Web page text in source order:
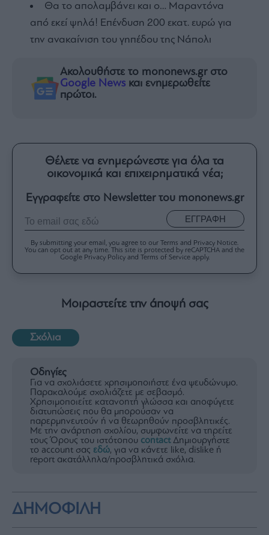
Θα το απολαμβάνει και ο… Μαραντόνα
από εκεί ψηλά! Επένδυση 200 εκατ. ευρώ για
την ανακαίνιση του γηπέδου της Νάπολι
Ακολουθήστε το mononews.gr στο
Google News και ενημερωθείτε
πρώτοι.
Θέλετε να ενημερώνεστε για όλα τα
οικονομικά και επιχειρηματικά νέα;
Εγγραφείτε στο Newsletter του mononews.gr
ΕΓΓΡΑΦΗ
By submitting your email, you agree to our Terms and Privacy Notice.
You can opt out at any time. This site is protected by reCAPTCHA and the
Google Privacy Policy and Terms of Service apply.
Μοιραστείτε την άποψή σας
Σχόλια
Οδηγίες
Για να σχολιάσετε χρησιμοποιήστε ένα ψευδώνυμο.
Παρακαλούμε σχολιάζετε με σεβασμό.
Χρησιμοποιείτε κατανοητή γλώσσα και αποφύγετε
διατυπώσεις που θα μπορούσαν να
παρερμηνευτούν ή να θεωρηθούν προσβλητικές.
Με την ανάρτηση σχολίου, συμφωνείτε να τηρείτε
τους Όρους του ιστότοπου contactΔημιουργήστε
το account σας εδώ, για να κάνετε like, dislike ή
report ακατάλληλα/προσβλητικά σχόλια.
ΔΗΜΟΦΙΛΗ